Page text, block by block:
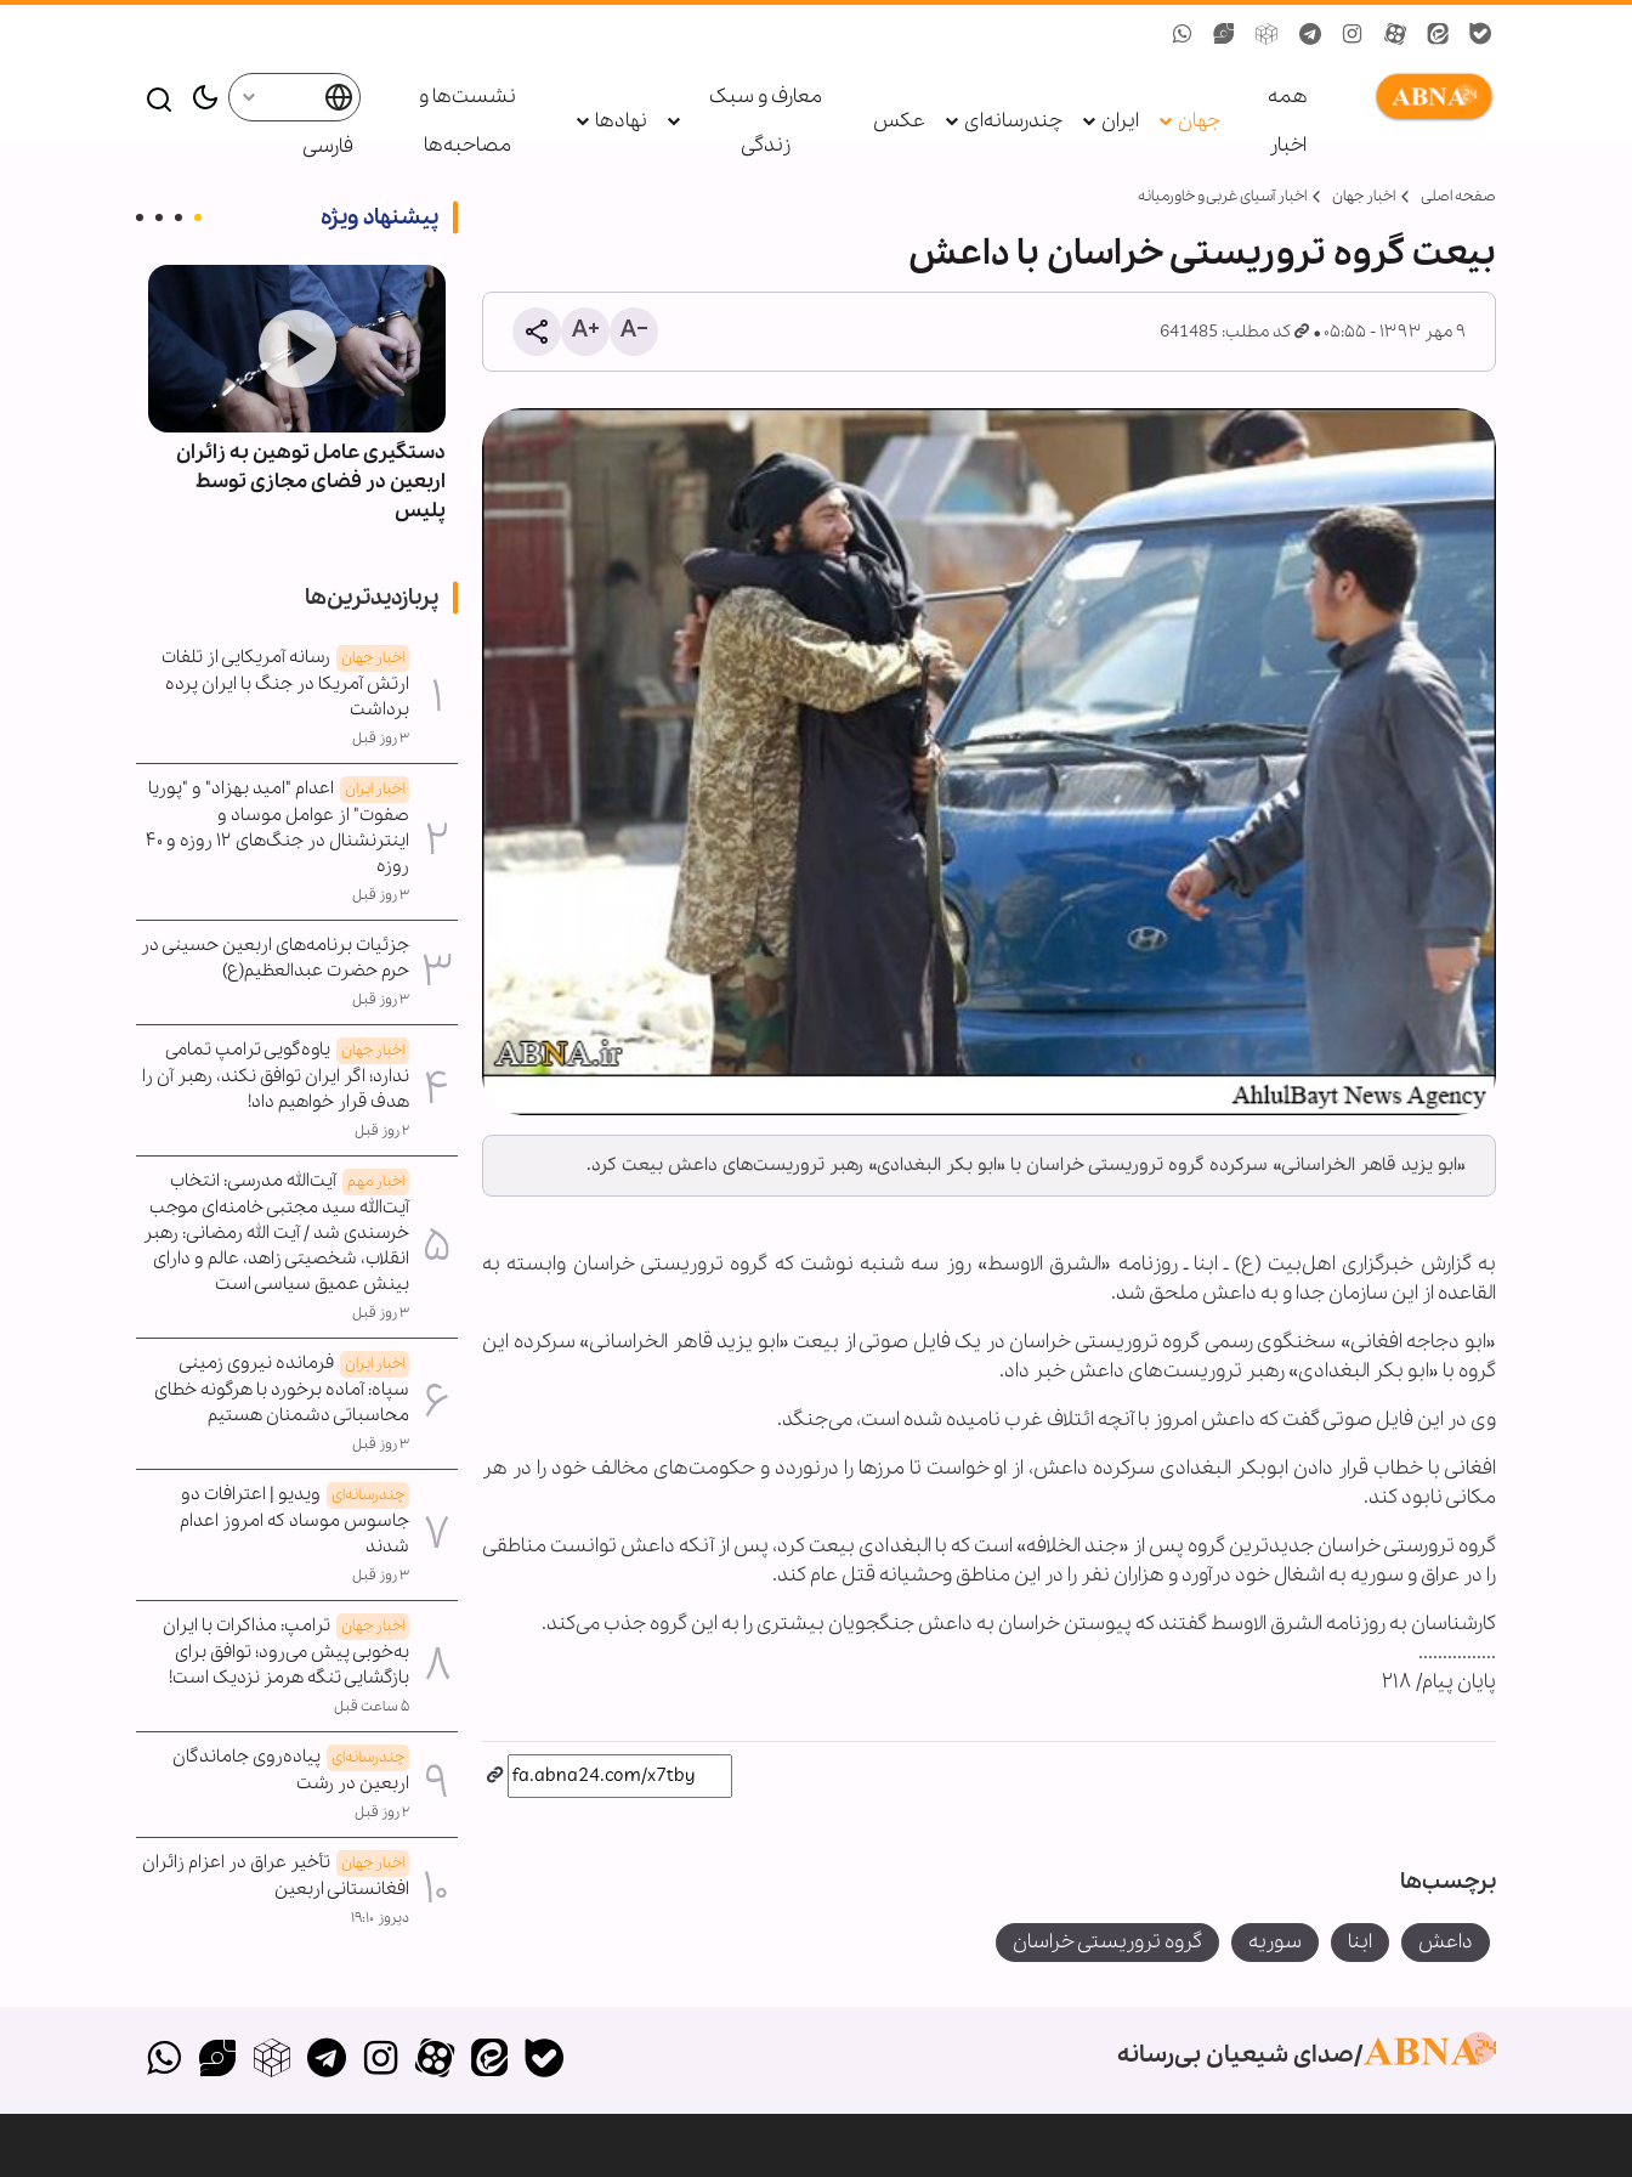
همه
اخبار
جهان ایران چندرسانه‌ای عکس
معارف و سبک
زندگی
نهادها
نشست‌ها و
مصاحبه‌ها
فارسی
صفحه اصلی اخبار جهان اخبار آسیای غربی و خاورمیانه
بیعت گروه تروریستی خراسان با داعش
۹ مهر ۱۳۹۳ - ۰۵:۵۵ کد مطلب: 641485
«ابو یزید قاهر الخراسانی» سرکرده گروه تروریستی خراسان با «ابو بکر البغدادی» رهبر تروریست‌های داعش بیعت کرد.
به گزارش خبرگزاری اهل‌بیت (ع) ـ ابنا ـ روزنامه «الشرق الاوسط» روز سه شنبه نوشت که گروه تروریستی خراسان وابسته به
القاعده از این سازمان جدا و به داعش ملحق شد.
«ابو دجاجه افغانی» سخنگوی رسمی گروه تروریستی خراسان در یک فایل صوتی از بیعت «ابو یزید قاهر الخراسانی» سرکرده این
گروه با «ابو بکر البغدادی» رهبر تروریست‌های داعش خبر داد.
وی در این فایل صوتی گفت که داعش امروز با آنچه ائتلاف غرب نامیده شده است، می‌جنگد.
افغانی با خطاب قرار دادن ابوبکر البغدادی سرکرده داعش، از او خواست تا مرز‌ها را درنوردد و حکومت‌های مخالف خود را در هر
مکانی نابود کند.
گروه ترورستی خراسان جدید‌ترین گروه پس از «جند الخلافه» است که با البغدادی بیعت کرد، پس از آنکه داعش توانست مناطقی
را در عراق و سوریه به اشغال خود درآورد و هزاران نفر را در این مناطق وحشیانه قتل عام کند.
کار‌شناسان به روزنامه الشرق الاوسط گفتند که پیوستن خراسان به داعش جنگجویان بیشتری را به این گروه جذب می‌کند.
................
پایان پیام/ ۲۱۸
برچسب‌ها
داعش ابنا سوریه گروه تروریستی خراسان
پیشنهاد ویژه
انفجار بمب در یک اتوبوس در
حومه دمشق
دستگیری عامل توهین به زائران
اربعین در فضای مجازی توسط
پلیس
پربازدیدترین‌ها
اخبار جهان رسانه آمریکایی از تلفات
ارتش آمریکا در جنگ با ایران پرده
برداشت
۳ روز قبل
اخبار ایران اعدام "امید بهزاد" و "پوریا
صفوت" از عوامل موساد و
اینترنشنال در جنگ‌های ۱۲ روزه و ۴۰
روزه
۳ روز قبل
جزئیات برنامه‌های اربعین حسینی در
حرم حضرت عبدالعظیم(ع)
۳ روز قبل
اخبار جهان یاوه‌گویی ترامپ تمامی
ندارد؛ اگر ایران توافق نکند، رهبر آن را
هدف قرار خواهیم داد!
۲ روز قبل
اخبار مهم آیت‌الله مدرسی: انتخاب
آیت‌الله سید مجتبی خامنه‌ای موجب
خرسندی شد / آیت الله رمضانی: رهبر
انقلاب، شخصیتی زاهد، عالم و دارای
بینش عمیق سیاسی است
۳ روز قبل
اخبار ایران فرمانده نیروی زمینی
سپاه: آماده برخورد با هرگونه خطای
محاسباتی دشمنان هستیم
۳ روز قبل
چندرسانه‌ای ویدیو | اعترافات دو
جاسوس موساد که امروز اعدام
شدند
۳ روز قبل
اخبار جهان ترامپ: مذاکرات با ایران
به‌خوبی پیش می‌رود؛ توافق برای
بازگشایی تنگه هرمز نزدیک است!
۵ ساعت قبل
چندرسانه‌ای پیاده‌روی جاماندگان
اربعین در رشت
۲ روز قبل
اخبار جهان تأخیر عراق در اعزام زائران
افغانستانی اربعین
دیروز ۱۹:۱۰
صدای شیعیان بی‌رسانه